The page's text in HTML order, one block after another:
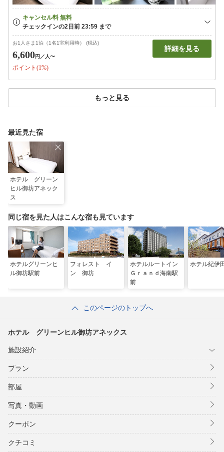
お1人さま1泊（1名1室利用時） (税込)
6,600円 ／人〜
ポイント(1%)
詳細を見る
もっと見る
最近見た宿
ホテル グリーン
ヒル御坊アネック
ス
同じ宿を見た人はこんな宿も見ています
ホテルグリーンヒ
ル御坊駅前
フォレスト イ
ン 御坊
ホテルルートイン
Ｇｒａｎｄ海南駅
前
ホテル紀伊
このページのトップへ
ホテル グリーンヒル御坊アネックス
施設紹介
プラン
部屋
写真・動画
クーポン
クチコミ